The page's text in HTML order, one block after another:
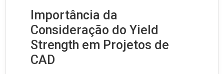
Importância da
Consideração do Yield
Strength em Projetos de
CAD